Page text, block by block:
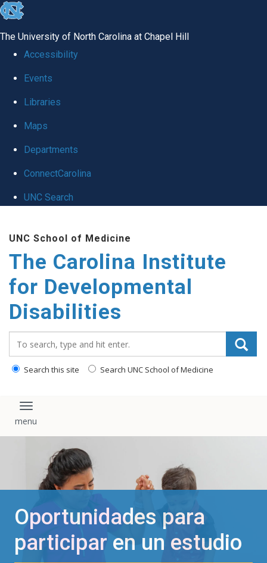
skip
global
The University of North Carolina at Chapel Hill
Accessibility
Events
Libraries
Maps
Departments
ConnectCarolina
UNC Search
content
UNC School of Medicine
The Carolina Institute
for Developmental
Disabilities
Search this site Search UNC School of Medicine
Toggle navigation
Oportunidades para
participar en un estudio